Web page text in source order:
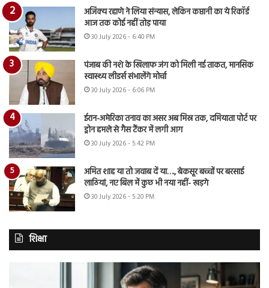
अजिंक्य रहाणे ने लिया संन्यास, लेकिन कप्तानी का ये रिकॉर्ड
आज तक कोई नहीं तोड़ पाया
30 July 2026 - 6:40 PM
पंजाब की नशे के खिलाफ जंग को मिली नई ताकत, मानसिक
स्वास्थ्य लीडर्स संभालेंगे मोर्चा
30 July 2026 - 6:06 PM
ईरान-अमेरिका तनाव का असर अब मिस्र तक, दमियाता पोर्ट पर
ड्रोन हमले से गैस टैंकर में लगी आग
30 July 2026 - 5:42 PM
अमित शाह या तो जवाब दें या…., बेकसूर बच्चों पर बरसाई
लाठियां, नए बिल में कुछ भी नया नहीं- खड़गे
30 July 2026 - 5:20 PM
शिक्षा